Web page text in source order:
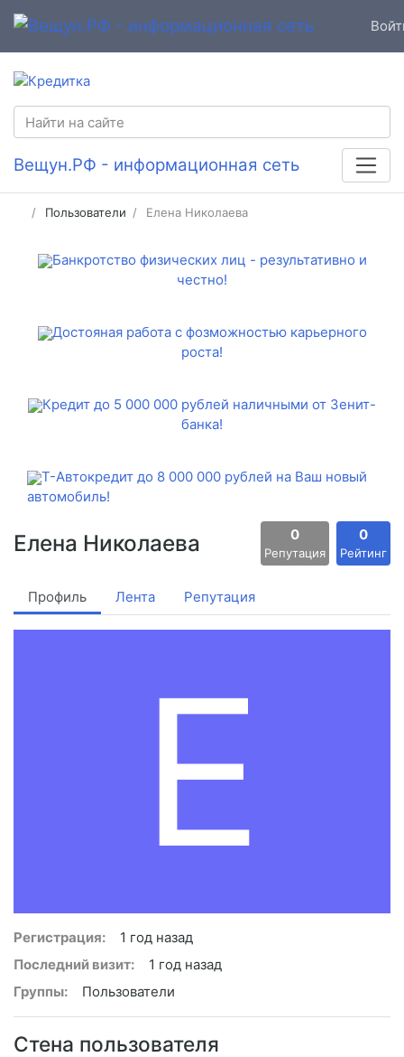
Вещун.РФ - информационная сеть
Пользователи Елена Николаева
Банкротство физических лиц - результативно и
честно!
Достояная работа с фозможностью карьерного
роста!
Кредит до 5 000 000 рублей наличными от Зенит-
банка!
Т-Автокредит до 8 000 000 рублей на Ваш новый
автомобиль!
Елена Николаева 0
Репутация
0
Рейтинг
Профиль Лента Репутация
Е
Регистрация:
1 год назад
Последний визит:
1 год назад
Группы:
Пользователи
Стена пользователя